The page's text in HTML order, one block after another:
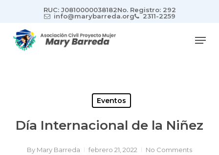
main
content
RUC: J0810000038182No. Registro: 292
info@marybarreda.org
2311-2259
Eventos
Día Internacional de la Niñez
By Mary Barreda febrero 21, 2022 No Comments